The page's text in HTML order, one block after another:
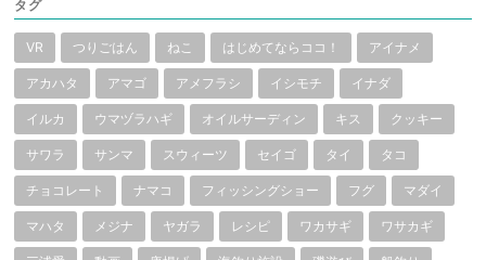
タグ
VR つりごはん ねこ はじめてならココ！ アイナメ
アカハタ アマゴ アメフラシ イシモチ イナダ
イルカ ウマヅラハギ オイルサーディン キス クッキー
サワラ サンマ スウィーツ セイゴ タイ タコ
チョコレート ナマコ フィッシングショー フグ マダイ
マハタ メジナ ヤガラ レシピ ワカサギ ワサカギ